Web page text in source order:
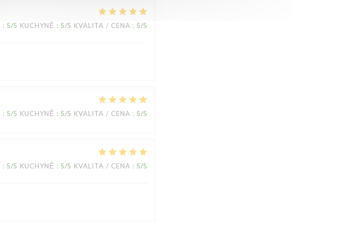
: 5/5 KUCHYNĚ : 5/5 KVALITA / CENA : 5/5
: 5/5 KUCHYNĚ : 5/5 KVALITA / CENA : 5/5
: 5/5 KUCHYNĚ : 5/5 KVALITA / CENA : 5/5